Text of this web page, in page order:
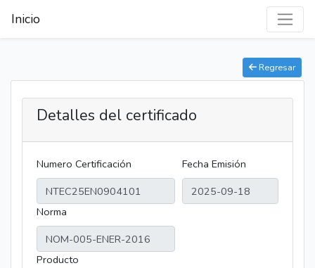
Inicio
Regresar
Detalles del certificado
Numero Certificación Fecha Emisión
Norma
Producto